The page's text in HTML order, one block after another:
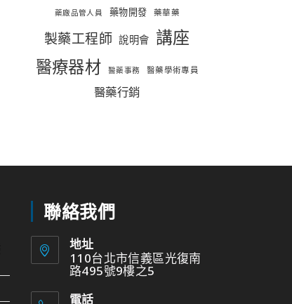
藥廠品管人員 藥物開發 藥華藥
製藥工程師 說明會 講座
醫療器材 醫藥事務 醫藥學術專員
醫藥行銷
聯絡我們
地址
110台北市信義區光復南
路495號9樓之5
電話